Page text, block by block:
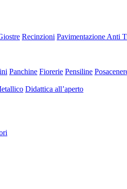
Recinzioni Pavimentazione Anti
Panchine Fiorerie Pensiline
Didattica all’aperto